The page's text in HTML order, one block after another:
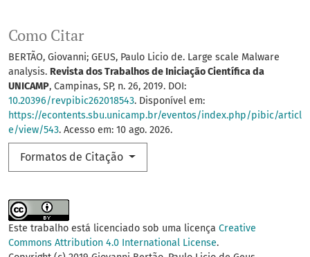
Como Citar
BERTÃO, Giovanni; GEUS, Paulo Licio de. Large scale Malware
analysis. Revista dos Trabalhos de Iniciação Científica da
UNICAMP, Campinas, SP, n. 26, 2019. DOI:
10.20396/revpibic262018543. Disponível em:
https://econtents.sbu.unicamp.br/eventos/index.php/pibic/articl
e/view/543. Acesso em: 10 ago. 2026.
Formatos de Citação
Este trabalho está licenciado sob uma licença Creative
Commons Attribution 4.0 International License.